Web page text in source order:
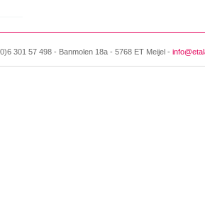
301 57 498 - Banmolen 18a - 5768 ET Meijel -